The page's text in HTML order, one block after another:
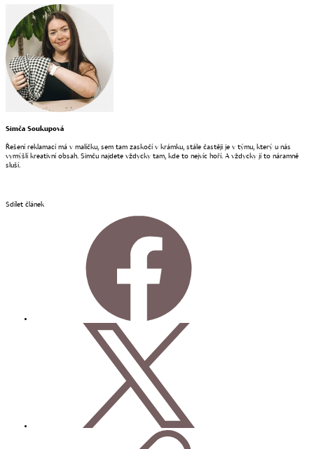
Simča Soukupová
Řešení reklamací má v malíčku, sem tam zaskočí v krámku, stále častěji je v týmu, který u nás
vymýšlí kreativní obsah. Simču najdete vždycky tam, kde to nejvíc hoří. A vždycky jí to náramně
sluší.
Sdílet článek